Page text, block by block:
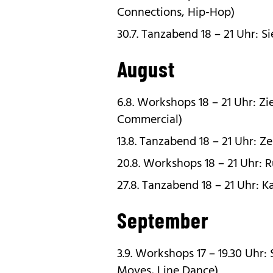
Connections, Hip-Hop)
30.7. Tanzabend 18 – 21 Uhr:
August
6.8. Workshops 18 – 21 Uhr:
Commercial)
13.8. Tanzabend 18 – 21 Uhr:
20.8. Workshops 18 – 21
27.8. Tanzabend 18 – 21 Uhr:
September
3.9. Workshops 17 – 19.30